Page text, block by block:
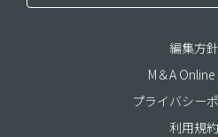
編集方針
M＆A
プライバシー
利用規約